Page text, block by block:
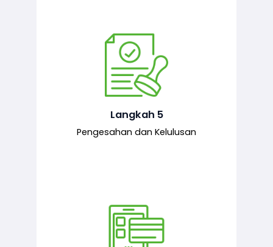
Langkah 5
Pengesahan dan Kelulusan
Pegawai pelulus menilai permohonan
dan memberi pengesahan serta
kelulusan akhir sekiranya semuanya
mematuhi syarat ditetapkan.